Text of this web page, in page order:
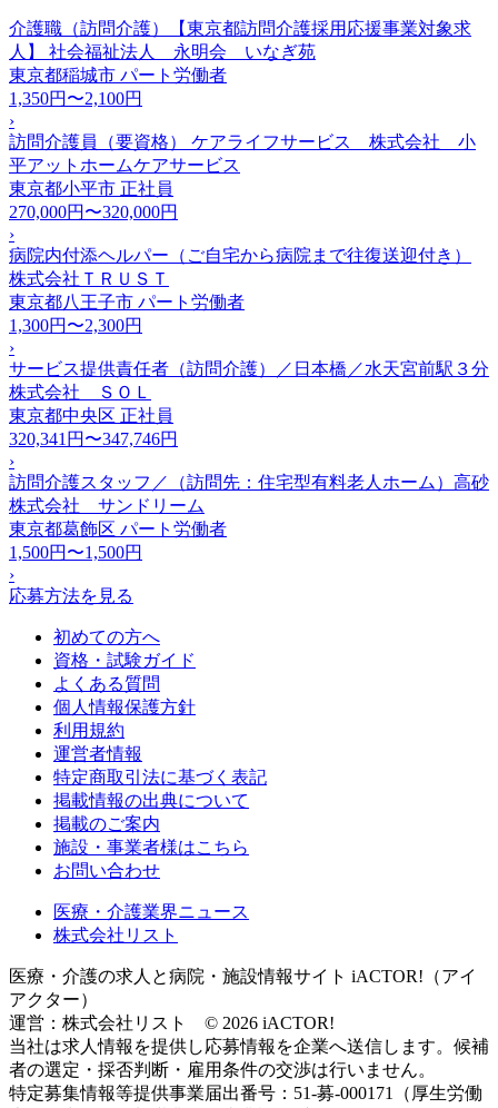
介護職（訪問介護）【東京都訪問介護採用応援事業対象求
人】 社会福祉法人 永明会 いなぎ苑
東京都稲城市 パート労働者
1,350円〜2,100円
›
訪問介護員（要資格） ケアライフサービス 株式会社 小
平アットホームケアサービス
東京都小平市 正社員
270,000円〜320,000円
›
病院内付添ヘルパー（ご自宅から病院まで往復送迎付き）
株式会社ＴＲＵＳＴ
東京都八王子市 パート労働者
1,300円〜2,300円
›
サービス提供責任者（訪問介護）／日本橋／水天宮前駅３分
株式会社 ＳＯＬ
東京都中央区 正社員
320,341円〜347,746円
›
訪問介護スタッフ／（訪問先：住宅型有料老人ホーム）高砂
株式会社 サンドリーム
東京都葛飾区 パート労働者
1,500円〜1,500円
›
応募方法を見る
初めての方へ
資格・試験ガイド
よくある質問
個人情報保護方針
利用規約
運営者情報
特定商取引法に基づく表記
掲載情報の出典について
掲載のご案内
施設・事業者様はこちら
お問い合わせ
医療・介護業界ニュース
株式会社リスト
医療・介護の求人と病院・施設情報サイト iACTOR!（アイ
アクター）
運営：株式会社リスト © 2026 iACTOR!
当社は求人情報を提供し応募情報を企業へ送信します。候補
者の選定・採否判断・雇用条件の交渉は行いません。
特定募集情報等提供事業届出番号：51-募-000171（厚生労働